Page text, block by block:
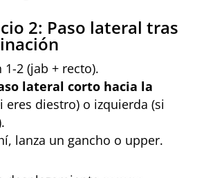
2: Paso lateral tras
1-2 (jab + recto).
lateral corto hacia la
eres diestro) o izquierda (si
lanza un gancho o upper.